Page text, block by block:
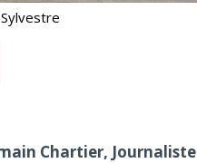
Chartier, Journaliste